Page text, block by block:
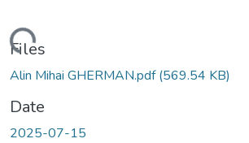
Loading...
Files
Alin Mihai GHERMAN.pdf(569.54 KB)
Date
2025-07-15